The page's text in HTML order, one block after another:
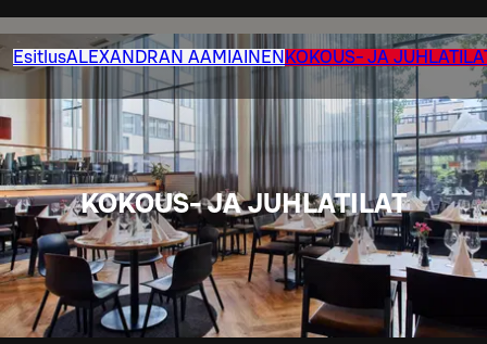
EsitlusALEXANDRAN AAMIAINEN KOKOUS- JA
KOKOUS- JA JUHLATILAT